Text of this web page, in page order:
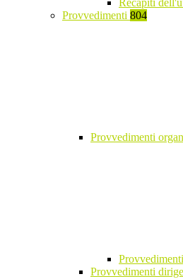
Recapiti
Provvedimenti 804
Provvedimenti
Provvedimenti